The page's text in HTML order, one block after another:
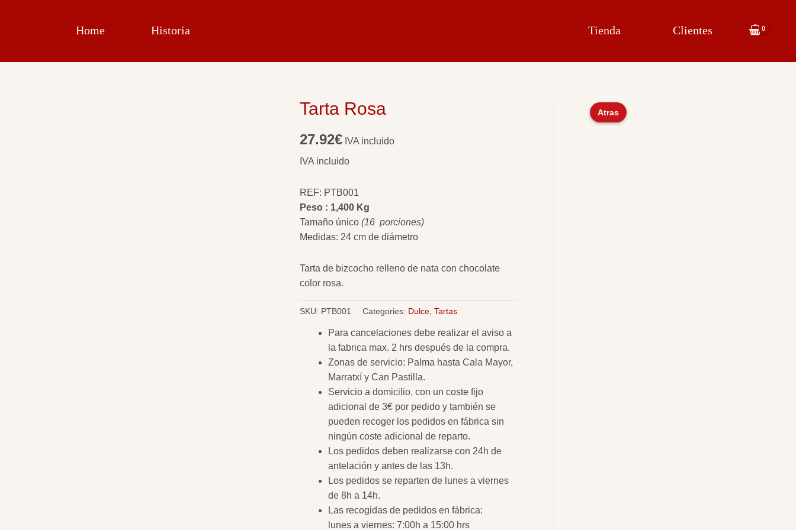
Home Historia Tienda Clientes
Tarta Rosa
27.92€ IVA incluido
IVA incluido
REF: PTB001
Peso : 1,400 Kg
Tamaño único (16 porciones)
Medidas: 24 cm de diámetro
Tarta de bizcocho relleno de nata con chocolate
color rosa.
SKU: PTB001 Categories: Dulce, Tartas
Para cancelaciones debe realizar el aviso a
la fabrica max. 2 hrs después de la compra.
Zonas de servicio: Palma hasta Cala Mayor,
Marratxí y Can Pastilla.
Servicio a domicilio, con un coste fijo
adicional de 3€ por pedido y también se
pueden recoger los pedidos en fábrica sin
ningún coste adicional de reparto.
Los pedidos deben realizarse con 24h de
antelación y antes de las 13h.
Los pedidos se reparten de lunes a viernes
de 8h a 14h.
Las recogidas de pedidos en fábrica:
lunes a viernes: 7:00h a 15:00 hrs
Atras